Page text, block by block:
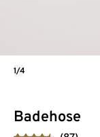
Badehose
1/4